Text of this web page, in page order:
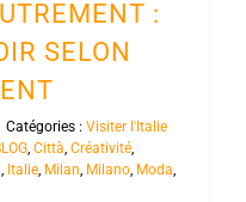
:
SELON
Catégories : Visiter l'Italie
, Città, Créativité,
, Italie, Milan, Milano, Moda,